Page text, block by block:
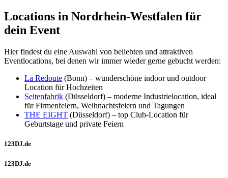
Locations in Nordrhein-Westfalen für
dein Event
Hier findest du eine Auswahl von beliebten und attraktiven
Eventlocations, bei denen wir immer wieder gerne gebucht werden:
La Redoute (Bonn) – wunderschöne indoor und outdoor
Location für Hochzeiten
Seitenfabrik (Düsseldorf) – moderne Industrielocation, ideal
für Firmenfeiern, Weihnachtsfeiern und Tagungen
THE EIGHT (Düsseldorf) – top Club-Location für
Geburtstage und private Feiern
123DJ.de
123DJ.de